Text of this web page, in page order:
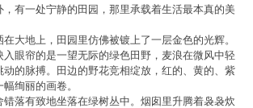
有一处宁静的田园，那里承载着生活最本真的美
大地上，田园里仿佛被镀上了一层金色的光辉。
眼帘的是一望无际的绿色田野，麦浪在微风中轻
的脉搏。田边的野花竞相绽放，红的、黄的、紫
绚丽的画卷。
落有致地坐落在绿树丛中。烟囱里升腾着袅袅炊